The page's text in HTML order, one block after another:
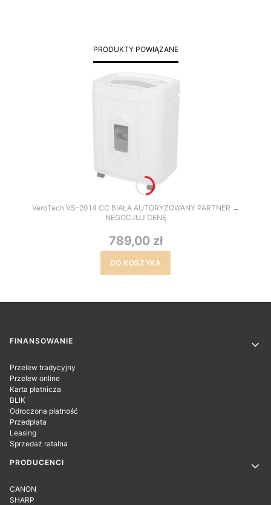
PRODUKTY POWIĄZANE
VeroTech VS-2014 CC BIAŁA AUTORYZOWANY PARTNER →
NEGOCJUJ CENĘ
789,00 zł
DO KOSZYKA
Linki w stopce
FINANSOWANIE
Przelew tradycyjny
Przelew online
Karta płatnicza
BLIK
Odroczona płatność
Przedpłata
Leasing
Sprzedaż ratalna
PRODUCENCI
CANON
SHARP